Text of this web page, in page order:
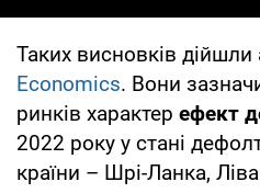
Таких висновків дійшли
Economics. Вони
ринків характер ефект
2022 року у стані
країни – Шрі-Ланка,